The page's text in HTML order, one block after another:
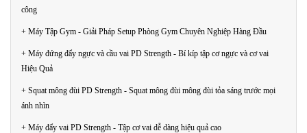
công
+ Máy Tập Gym - Giải Pháp Setup Phòng Gym Chuyên Nghiệp Hàng Đầu
+ Máy đứng đẩy ngực và cầu vai PD Strength - Bí kíp tập cơ ngực và cơ vai
Hiệu Quả
+ Squat mông đùi PD Strength - Squat mông đùi mông đùi tỏa sáng trước mọi
ánh nhìn
+ Máy đẩy vai PD Strength - Tập cơ vai dễ dàng hiệu quả cao